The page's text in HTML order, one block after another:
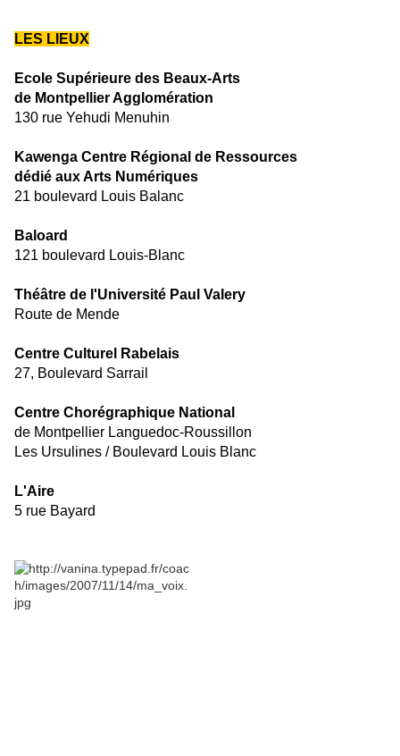
LES LIEUX
Ecole Supérieure des Beaux-Arts
de Montpellier Agglomération
130 rue Yehudi Menuhin
Kawenga Centre Régional de Ressources
dédié aux Arts Numériques
21 boulevard Louis Balanc
Baloard
121 boulevard Louis-Blanc
Théâtre de l'Université Paul Valery
Route de Mende
Centre Culturel Rabelais
27, Boulevard Sarrail
Centre Chorégraphique National
de Montpellier Languedoc-Roussillon
Les Ursulines / Boulevard Louis Blanc
L'Aire
5 rue Bayard